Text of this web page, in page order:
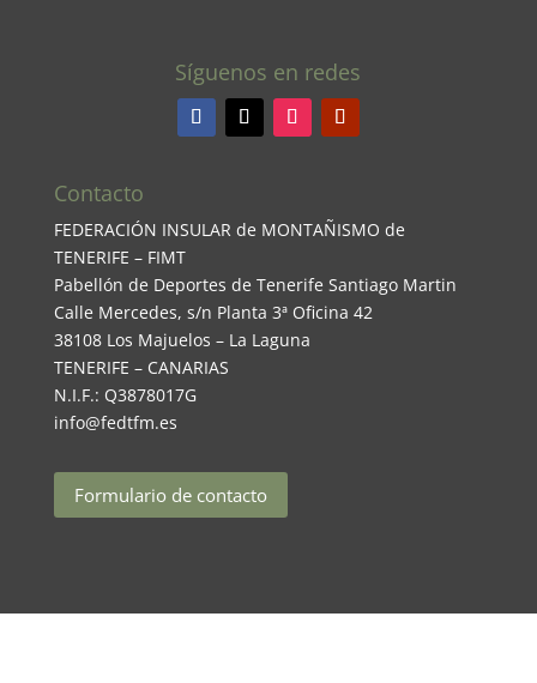
Síguenos en redes
Contacto
FEDERACIÓN INSULAR de MONTAÑISMO de
TENERIFE – FIMT
Pabellón de Deportes de Tenerife Santiago Martin
Calle Mercedes, s/n Planta 3ª Oficina 42
38108 Los Majuelos – La Laguna
TENERIFE – CANARIAS
N.I.F.: Q3878017G
info@fedtfm.es
Formulario de contacto